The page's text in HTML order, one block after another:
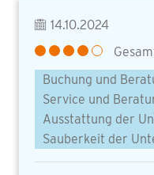
14.10.2024
Buchung und
Service und
Ausstattung der
Sauberkeit der